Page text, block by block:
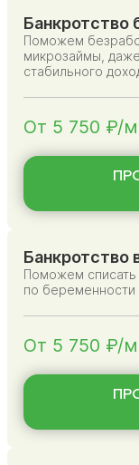
Банкротство
Поможем
микрозаймы,
стабильного
От 5 750 ₽/
Банкротство
Поможем списать
по беременности
От 5 750 ₽/